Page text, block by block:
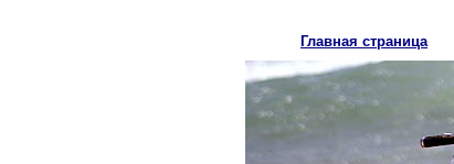
Главная страница